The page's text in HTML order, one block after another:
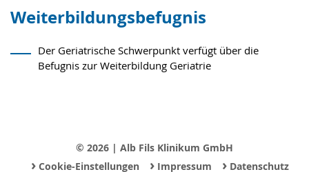
Weiterbildungsbefugnis
Der Geriatrische Schwerpunkt verfügt über die
Befugnis zur Weiterbildung Geriatrie
© 2026 | Alb Fils Klinikum GmbH
›Cookie-Einstellungen ›Impressum ›Datenschutz